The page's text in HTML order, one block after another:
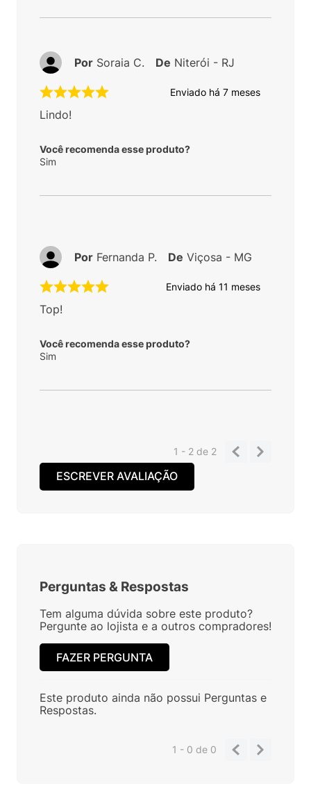
Enviado há 7 meses
Lindo!
Você recomenda esse produto?
Sim
Por Soraia C. De Niterói - RJ
Enviado há 11 meses
Top!
Você recomenda esse produto?
Sim
Por Fernanda P. De Viçosa - MG
1 - 2de 2
ESCREVER AVALIAÇÃO
Perguntas & Respostas
Tem alguma dúvida sobre este produto?
Pergunte ao lojista e a outros compradores!
FAZER PERGUNTA
Este produto ainda não possui Perguntas e
Respostas.
1 - 0de 0